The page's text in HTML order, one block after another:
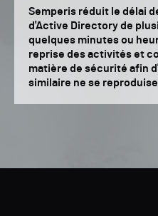
Semperis réduit le délai
d'Active Directory de
quelques minutes ou
reprise des activités et
matière de sécurité afin
similaire ne se